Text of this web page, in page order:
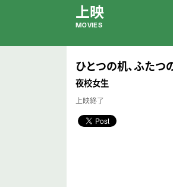
上映
MOVIES
公開中の作品
ひとつの机、ふたつ
夜校女生
上映終了